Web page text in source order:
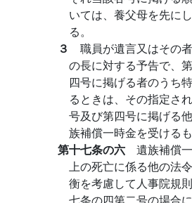
いては、養父母を先に
る。
３ 職員が遺言又はその
の長に対する予告で、
四号に掲げる者のうち
るときは、その指定さ
号及び第四号に掲げる
族補償一時金を受けるも
第十七条の六 遺族補償
上の死亡に係る他の法
衡を考慮して人事院規